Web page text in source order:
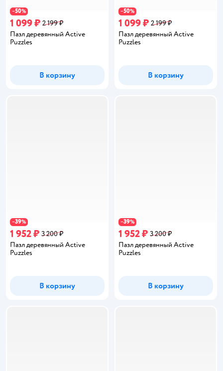
−50%
1 099 ₽ 2 199 ₽
Пазл деревянный Active
Puzzles
В корзину
−50%
1 099 ₽ 2 199 ₽
Пазл деревянный Active
Puzzles
В корзину
−39%
1 952 ₽ 3 200 ₽
Пазл деревянный Active
Puzzles
В корзину
−39%
1 952 ₽ 3 200 ₽
Пазл деревянный Active
Puzzles
В корзину